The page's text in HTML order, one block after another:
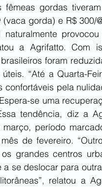
fêmeas gordas
(vaca gorda) e R$
naturalmente
a Agrifatto. Com
foram
“Até a Quarta-
confortáveis pela
se uma
tendência, diz a
período
de fevereiro.
grandes centros
se deslocar para
relatou a